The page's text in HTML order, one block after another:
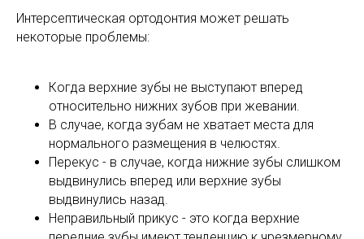
Интерсептическая ортодонтия может решать
некоторые проблемы:
Когда верхние зубы не выступают вперед
относительно нижних зубов при жевании.
В случае, когда зубам не хватает места для
нормального размещения в челюстях.
Перекус - в случае, когда нижние зубы слишком
выдвинулись вперед или верхние зубы
выдвинулись назад.
Неправильный прикус - это когда верхние